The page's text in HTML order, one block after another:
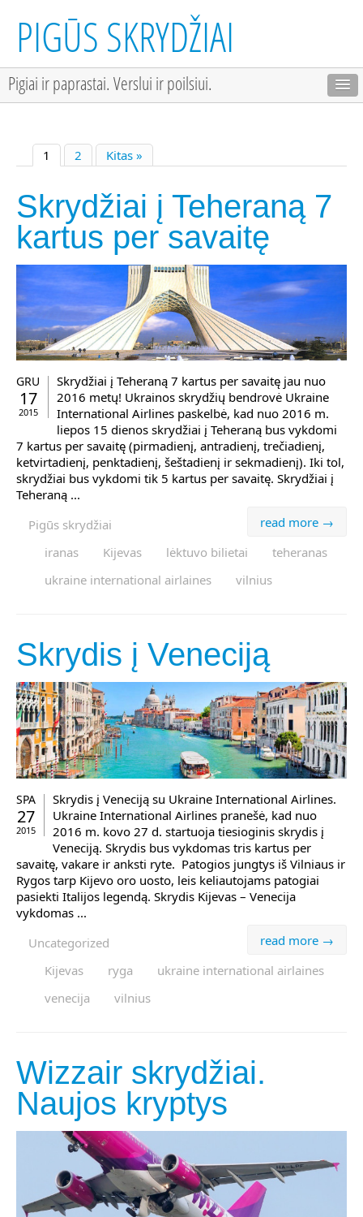
PIGŪS SKRYDŽIAI
Pigiai ir paprastai. Verslui ir poilsiui.
1 2 Kitas »
Skrydžiai į Teheraną 7
kartus per savaitę
GRU
17
2015
Skrydžiai į Teheraną 7 kartus per savaitę jau nuo
2016 metų! Ukrainos skrydžių bendrovė Ukraine
International Airlines paskelbė, kad nuo 2016 m.
liepos 15 dienos skrydžiai į Teheraną bus vykdomi
7 kartus per savaitę (pirmadienį, antradienį, trečiadienį,
ketvirtadienį, penktadienį, šeštadienį ir sekmadienį). Iki tol,
skrydžiai bus vykdomi tik 5 kartus per savaitę. Skrydžiai į
Teheraną ...
read more →
Pigūs skrydžiai
iranas
Kijevas lėktuvo bilietai
teheranas
ukraine international airlaines
vilnius
Skrydis į Veneciją
SPA
27
2015
Skrydis į Veneciją su Ukraine International Airlines.
Ukraine International Airlines pranešė, kad nuo
2016 m. kovo 27 d. startuoja tiesioginis skrydis į
Veneciją. Skrydis bus vykdomas tris kartus per
savaitę, vakare ir anksti ryte. Patogios jungtys iš Vilniaus ir
Rygos tarp Kijevo oro uosto, leis keliautojams patogiai
pasiekti Italijos legendą. Skrydis Kijevas – Venecija
vykdomas ...
read more →
Uncategorized
Kijevas
ryga
ukraine international airlaines
venecija
vilnius
Wizzair skrydžiai.
Naujos kryptys